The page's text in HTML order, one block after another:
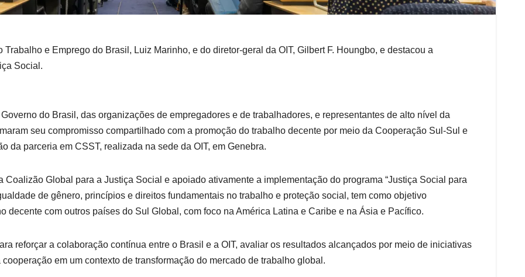
e Emprego do Brasil, Luiz Marinho, e do diretor-geral da OIT, Gilbert F. Houngbo, e destacou a
Social.
do Brasil, das organizações de empregadores e de trabalhadores, e representantes de alto nível da
seu compromisso compartilhado com a promoção do trabalho decente por meio da Cooperação Sul-Sul e
da parceria em CSST, realizada na sede da OIT, em Genebra.
Coalizão Global para a Justiça Social e apoiado ativamente a implementação do programa “Justiça Social para
de gênero, princípios e direitos fundamentais no trabalho e proteção social, tem como objetivo
decente com outros países do Sul Global, com foco na América Latina e Caribe e na Ásia e Pacífico.
reforçar a colaboração contínua entre o Brasil e a OIT, avaliar os resultados alcançados por meio de iniciativas
em um contexto de transformação do mercado de trabalho global.